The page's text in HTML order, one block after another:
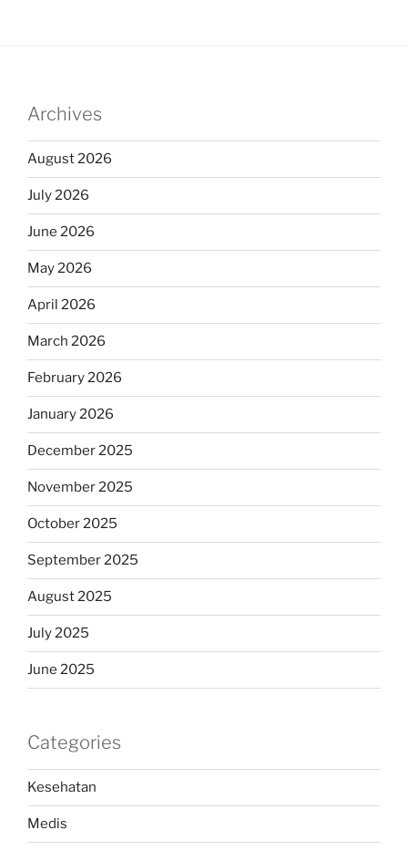
Archives
August 2026
July 2026
June 2026
May 2026
April 2026
March 2026
February 2026
January 2026
December 2025
November 2025
October 2025
September 2025
August 2025
July 2025
June 2025
Categories
Kesehatan
Medis